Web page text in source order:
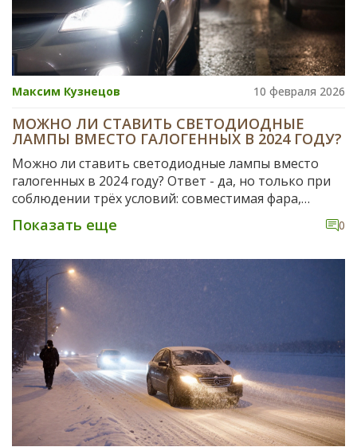
Максим Кузнецов 10 февраля 2026
МОЖНО ЛИ СТАВИТЬ СВЕТОДИОДНЫЕ
ЛАМПЫ ВМЕСТО ГАЛОГЕННЫХ В 2024 ГОДУ?
Можно ли ставить светодиодные лампы вместо
галогенных в 2024 году? Ответ - да, но только при
соблюдении трёх условий: совместимая фара,
сертифицированная лампа и регулировка света. Без
этого - штрафы и опасность на дороге.
Показать еще 0